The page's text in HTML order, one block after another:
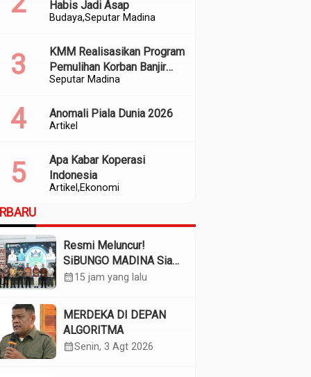
BudayaSeputar Madina
Habis Jadi Asap
Seputar Madina
KMM Realisasikan Program
Pemulihan Korban Banjir
dan Longsor di Kabupaten
Artikel
Anomali Piala Dunia 2026
Artikel Ekonomi
Apa Kabar Koperasi
Indonesia
Resmi Meluncur!
SiBUNGO MADINA Siap
Optimalkan Pendapatan
calendar_month15 jam yang lalu
MERDEKA DI DEPAN
ALGORITMA
calendar_monthSenin, 3 Agt 2026